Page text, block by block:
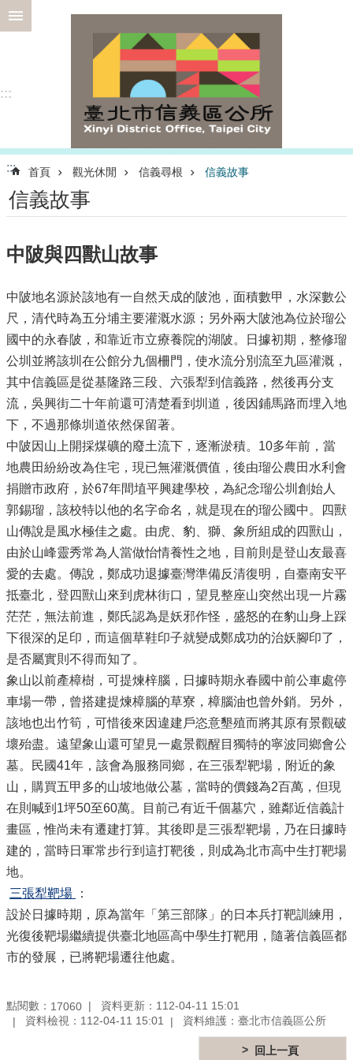
跳到主要內容區塊
選
專
區
為
民
務
認
識
信
義
機
關
紹
區
政
資
訊
申
請
案
件
政
府
資
公
開
鄰
里
資
訊
防
救
災
訊
專
區
-
The
Disaster
Prevention
:::
::: 首頁 觀光休閒 信義尋根 信義故事
信義故事
中陂與四獸山故事
中陂地名源於該地有一自然天成的陂池，面積數甲，水深數公
尺，清代時為五分埔主要灌溉水源；另外兩大陂池為位於瑠公
國中的永春陂，和靠近市立療養院的湖陂。日據初期，整修瑠
公圳並將該圳在公館分九個柵門，使水流分別流至九區灌溉，
其中信義區是從基隆路三段、六張犁到信義路，然後再分支
流，吳興街二十年前還可清楚看到圳道，後因鋪馬路而埋入地
下，不過那條圳道依然保留著。
中陂因山上開採煤礦的廢土流下，逐漸淤積。10多年前，當
地農田紛紛改為住宅，現已無灌溉價值，後由瑠公農田水利會
捐贈市政府，於67年間埴平興建學校，為紀念瑠公圳創始人
郭錫瑠，該校特以他的名字命名，就是現在的瑠公國中。四獸
山傳說是風水極佳之處。由虎、豹、獅、象所組成的四獸山，
由於山峰靈秀常為人當做怡情養性之地，目前則是登山友最喜
愛的去處。傳說，鄭成功退據臺灣準備反清復明，自臺南安平
抵臺北，登四獸山來到虎林街口，望見整座山突然出現一片霧
茫茫，無法前進，鄭氏認為是妖邪作怪，盛怒的在豹山身上踩
下很深的足印，而這個草鞋印子就變成鄭成功的治妖腳印了，
是否屬實則不得而知了。
象山以前產樟樹，可提煉梓腦，日據時期永春國中前公車處停
車場一帶，曾搭建提煉樟腦的草寮，樟腦油也曾外銷。另外，
該地也出竹筍，可惜後來因違建戶恣意墾殖而將其原有景觀破
壞殆盡。遠望象山還可望見一處景觀醒目獨特的寧波同鄉會公
墓。民國41年，該會為服務同鄉，在三張犁靶場，附近的象
山，購買五甲多的山坡地做公墓，當時的價錢為2百萬，但現
在則喊到1坪50至60萬。目前己有近千個墓穴，雖鄰近信義計
畫區，惟尚未有遷建打算。其後即是三張犁靶場，乃在日據時
建的，當時日軍常步行到這打靶後，則成為北市高中生打靶場
地。
三張犁靶場
：
設於日據時期，原為當年「第三部隊」的日本兵打靶訓練用，
光復後靶場繼續提供臺北地區高中學生打靶用，隨著信義區都
市的發展，已將靶場遷往他處。
點閱數： 17060
資料更新：112-04-11 15:01
資料檢視：112-04-11 15:01
資料維護：臺北市信義區公所
回上一頁